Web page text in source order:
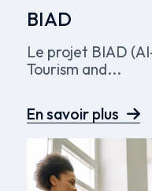
BIAD
Le projet BIAD
Tourism and...
En savoir plus